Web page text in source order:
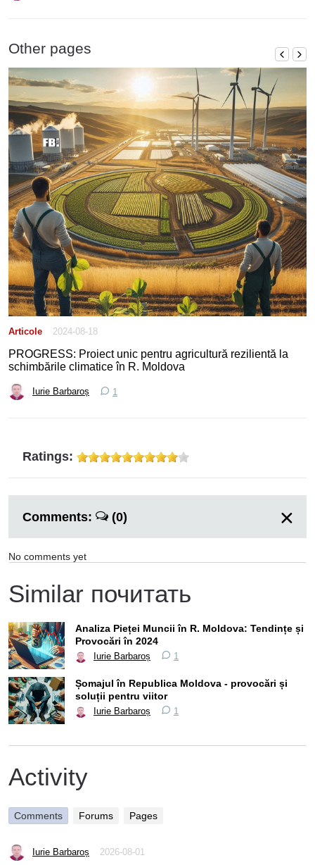
Other pages
Articole 2024-08-18
PROGRESS: Proiect unic pentru agricultură rezilientă la
schimbările climatice în R. Moldova
Iurie Barbaroș 1
Ratings:
Comments: (0)
No comments yet
Similar почитать
Analiza Pieței Muncii în R. Moldova: Tendințe și
Provocări în 2024
Iurie Barbaroș 1
Șomajul în Republica Moldova - provocări și
soluții pentru viitor
Iurie Barbaroș 1
Activity
Comments Forums Pages
Iurie Barbaroș 2026-08-01